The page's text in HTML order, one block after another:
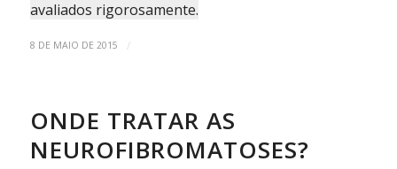
avaliados rigorosamente.
8 DE MAIO DE 2015 /
ONDE TRATAR AS
NEUROFIBROMATOSES?